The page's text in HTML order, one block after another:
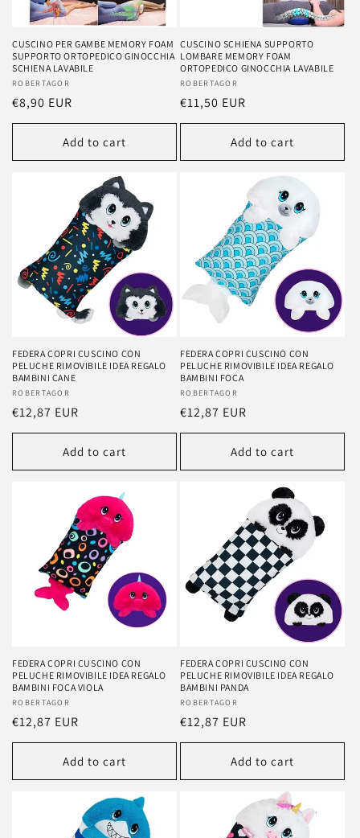
CUSCINO PER GAMBE MEMORY FOAM
SUPPORTO ORTOPEDICO GINOCCHIA
SCHIENA LAVABILE
Vendor:
ROBERTAGOR
Regular
price
€8,90 EUR
Add to cart
CUSCINO SCHIENA SUPPORTO
LOMBARE MEMORY FOAM
ORTOPEDICO GINOCCHIA LAVABILE
Vendor:
ROBERTAGOR
Regular
price
€11,50 EUR
Add to cart
FEDERA COPRI CUSCINO CON
PELUCHE RIMOVIBILE IDEA REGALO
BAMBINI CANE
Vendor:
ROBERTAGOR
Regular
price
€12,87 EUR
Add to cart
FEDERA COPRI CUSCINO CON
PELUCHE RIMOVIBILE IDEA REGALO
BAMBINI FOCA
Vendor:
ROBERTAGOR
Regular
price
€12,87 EUR
Add to cart
FEDERA COPRI CUSCINO CON
PELUCHE RIMOVIBILE IDEA REGALO
BAMBINI FOCA VIOLA
Vendor:
ROBERTAGOR
Regular
price
€12,87 EUR
Add to cart
FEDERA COPRI CUSCINO CON
PELUCHE RIMOVIBILE IDEA REGALO
BAMBINI PANDA
Vendor:
ROBERTAGOR
Regular
price
€12,87 EUR
Add to cart